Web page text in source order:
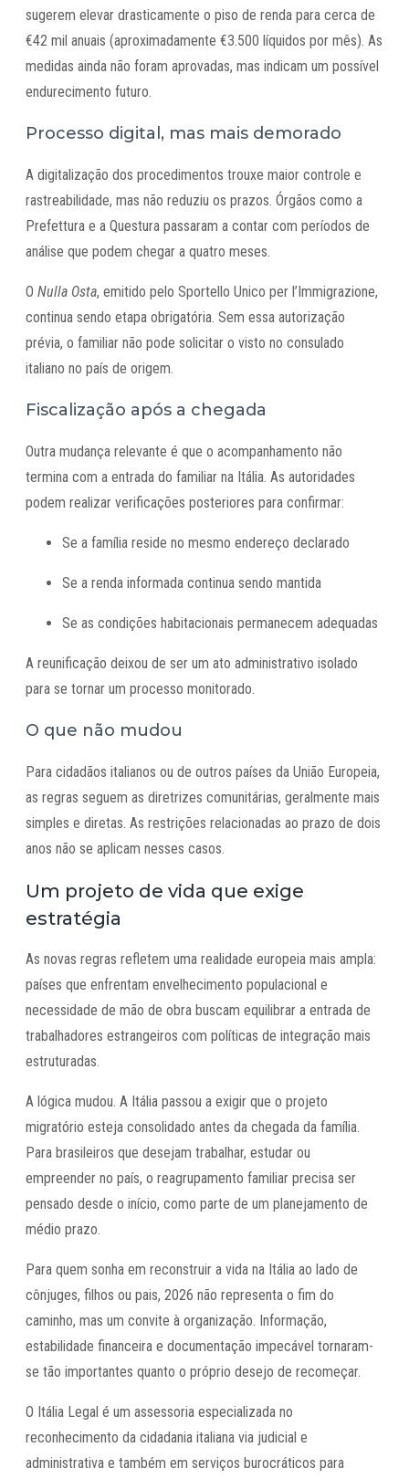
sugerem elevar drasticamente o piso de renda para cerca de
€42 mil anuais (aproximadamente €3.500 líquidos por mês). As
medidas ainda não foram aprovadas, mas indicam um possível
endurecimento futuro.
Processo digital, mas mais demorado
A digitalização dos procedimentos trouxe maior controle e
rastreabilidade, mas não reduziu os prazos. Órgãos como a
Prefettura e a Questura passaram a contar com períodos de
análise que podem chegar a quatro meses.
O Nulla Osta, emitido pelo Sportello Unico per l’Immigrazione,
continua sendo etapa obrigatória. Sem essa autorização
prévia, o familiar não pode solicitar o visto no consulado
italiano no país de origem.
Fiscalização após a chegada
Outra mudança relevante é que o acompanhamento não
termina com a entrada do familiar na Itália. As autoridades
podem realizar verificações posteriores para confirmar:
Se a família reside no mesmo endereço declarado
Se a renda informada continua sendo mantida
Se as condições habitacionais permanecem adequadas
A reunificação deixou de ser um ato administrativo isolado
para se tornar um processo monitorado.
O que não mudou
Para cidadãos italianos ou de outros países da União Europeia,
as regras seguem as diretrizes comunitárias, geralmente mais
simples e diretas. As restrições relacionadas ao prazo de dois
anos não se aplicam nesses casos.
Um projeto de vida que exige
estratégia
As novas regras refletem uma realidade europeia mais ampla:
países que enfrentam envelhecimento populacional e
necessidade de mão de obra buscam equilibrar a entrada de
trabalhadores estrangeiros com políticas de integração mais
estruturadas.
A lógica mudou. A Itália passou a exigir que o projeto
migratório esteja consolidado antes da chegada da família.
Para brasileiros que desejam trabalhar, estudar ou
empreender no país, o reagrupamento familiar precisa ser
pensado desde o início, como parte de um planejamento de
médio prazo.
Para quem sonha em reconstruir a vida na Itália ao lado de
cônjuges, filhos ou pais, 2026 não representa o fim do
caminho, mas um convite à organização. Informação,
estabilidade financeira e documentação impecável tornaram-
se tão importantes quanto o próprio desejo de recomeçar.
O Itália Legal é um assessoria especializada no
reconhecimento da cidadania italiana via judicial e
administrativa e também em serviços burocráticos para